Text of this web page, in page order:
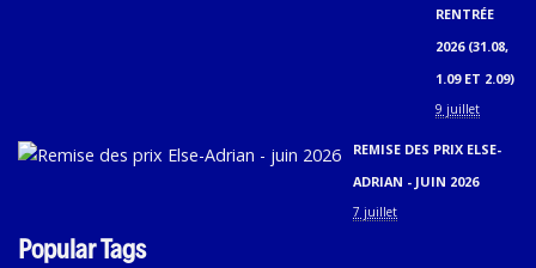
RENTRÉE
2026 (31.08,
1.09 ET 2.09)
9 juillet
REMISE DES PRIX ELSE-
ADRIAN - JUIN 2026
7 juillet
Popular Tags